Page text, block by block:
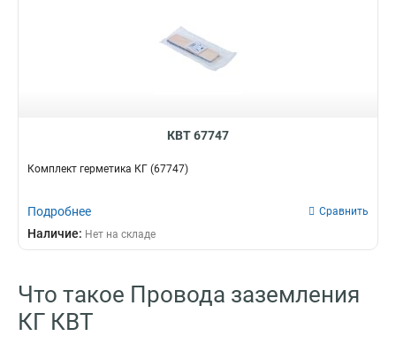
КВТ 67747
Комплект герметика КГ (67747)
Подробнее Сравнить
Наличие: Нет на складе
Что такое Провода заземления
КГ КВТ